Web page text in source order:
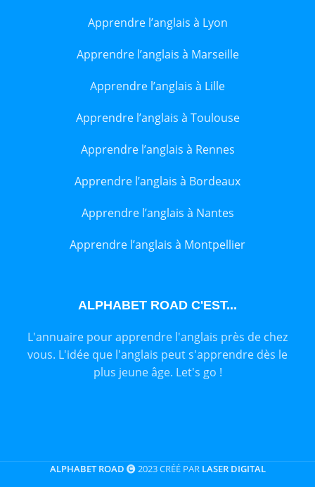
Apprendre l’anglais à Lyon
Apprendre l’anglais à Marseille
Apprendre l’anglais à Lille
Apprendre l’anglais à Toulouse
Apprendre l’anglais à Rennes
Apprendre l’anglais à Bordeaux
Apprendre l’anglais à Nantes
Apprendre l’anglais à Montpellier
ALPHABET ROAD C'EST...
L'annuaire pour apprendre l'anglais près de chez
vous. L'idée que l'anglais peut s'apprendre dès le
plus jeune âge. Let's go !
ALPHABET ROAD 2023 CRÉÉ PAR LASER DIGITAL